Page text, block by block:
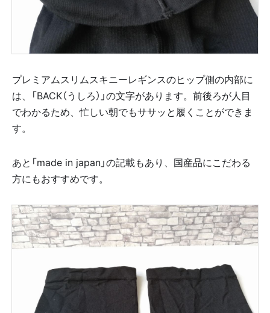
プレミアムスリムスキニーレギンスのヒップ側の内部に
は、「BACK（うしろ）」の文字があります。前後ろが人目
でわかるため、忙しい朝でもササッと履くことができま
す。
あと「made in japan」の記載もあり、国産品にこだわる
方にもおすすめです。